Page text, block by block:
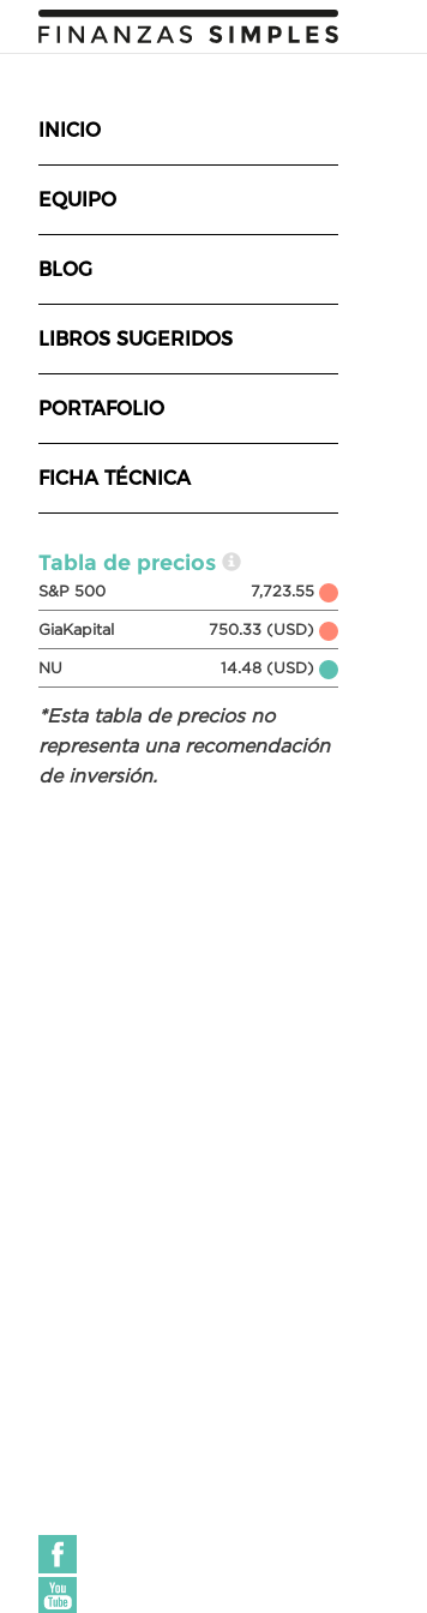
INICIO
EQUIPO
BLOG
LIBROS SUGERIDOS
PORTAFOLIO
FICHA TÉCNICA
Tabla de precios
S&P 500 7,723.55
GiaKapital 750.33 (USD)
NU 14.48 (USD)
*Esta tabla de precios no
representa una recomendación
de inversión.